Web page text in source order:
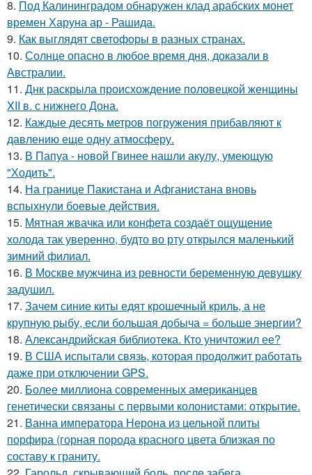
8. Под Калининградом обнаружен клад арабских монет
времен Харуна ар - Рашида.
9. Как выглядят светофоры в разных странах.
10. Солнце опасно в любое время дня, доказали в
Австралии.
11. Днк раскрыла происхождение половецкой женщины
XII в. с нижнего Дона.
12. Каждые десять метров погружения прибавляют к
давлению еще одну атмосферу.
13. В Папуа - новой Гвинее нашли акулу, умеющую
"Ходить".
14. На границе Пакистана и Афганистана вновь
вспыхнули боевые действия.
15. Мятная жвачка или конфета создаёт ощущение
холода так уверенно, будто во рту открылся маленький
зимний филиал.
16. В Москве мужчина из ревности беременную девушку
задушил.
17. Зачем синие киты едят крошечный криль, а не
крупную рыбу, если большая добыча = больше энергии?
18. Александрийская библиотека. Кто уничтожил ее?
19. В США испытали связь, которая продолжит работать
даже при отключении GPS.
20. Более миллиона современных американцев
генетически связаны с первыми колонистами: открытие.
21. Ванна императора Нерона из цельной плиты
порфира (горная порода красного цвета близкая по
составу к граниту.